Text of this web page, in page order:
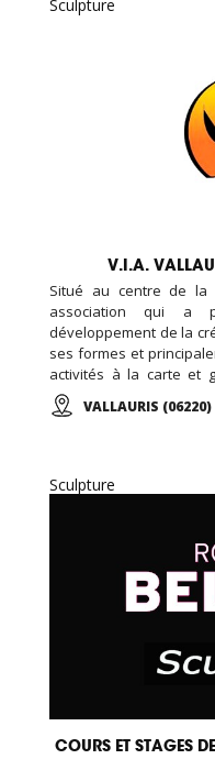
Sculpture
V.I.A.
Situé au centre de la
association qui a
développement de la
ses formes et
activités à la carte et
d’élèves et d’artistes
VALLAURIS (06220)
Sculpture